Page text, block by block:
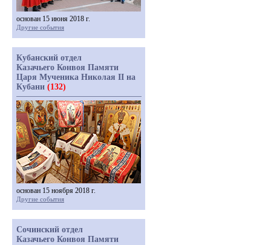
основан 15 июня 2018 г.
Другие события
Кубанский отдел
Казачьего Конвоя Памяти
Царя Мученика Николая II на
Кубани (132)
основан 15 ноября 2018 г.
Другие события
Сочинский отдел
Казачьего Конвоя Памяти